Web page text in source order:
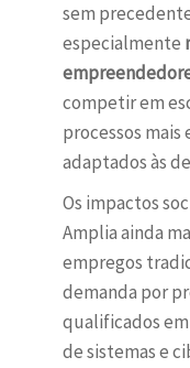
sem
especialmente
competir em
processos
adaptados às
Os impactos
Amplia ainda
empregos
demanda por
qualificados
de sistemas e